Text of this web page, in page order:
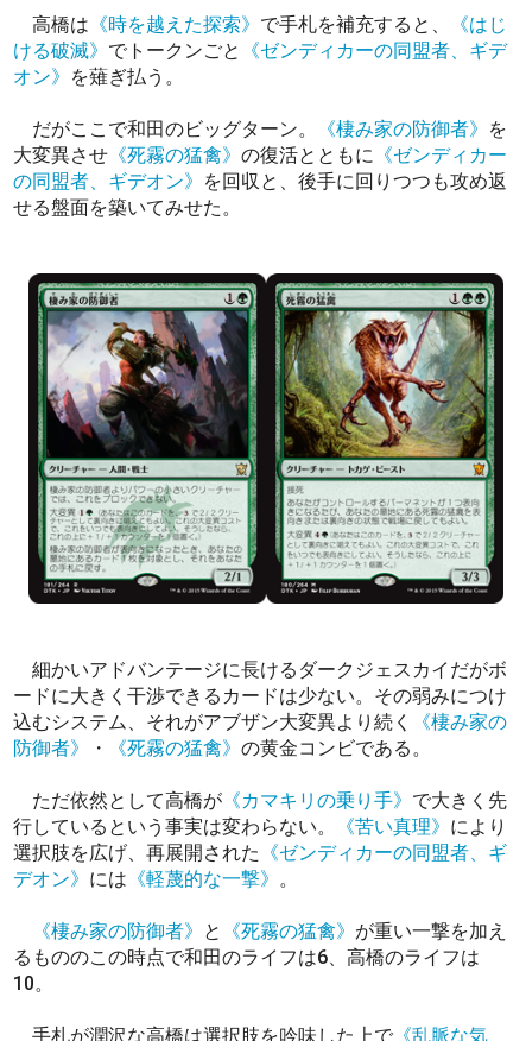
高橋は 《時を越えた探索》 で手札を補充すると、
《はじ
ける破滅》 でトークンごと
《ゼンディカーの同盟者、ギデ
オン》 を薙ぎ払う。
だがここで和田のビッグターン。 《棲み家の防御者》 を
大変異させ 《死霧の猛禽》の復活とともに 《ゼンディカー
の同盟者、ギデオン》 を回収と、後手に回りつつも攻め返
せる盤面を築いてみせた。
細かいアドバンテージに長けるダークジェスカイだがボ
ードに大きく干渉できるカードは少ない。その弱みにつけ
込むシステム、それがアブザン大変異より続く
《棲み家の
防御者》
・ 《死霧の猛禽》の黄金コンビである。
ただ依然として高橋が 《カマキリの乗り手》 で大きく先
行しているという事実は変わらない。
《苦い真理》 により
選択肢を広げ、再展開された 《ゼンディカーの同盟者、ギ
デオン》 には 《軽蔑的な一撃》 。
《棲み家の防御者》 と 《死霧の猛禽》 が重い一撃を加え
るもののこの時点で和田のライフは6、高橋のライフは
10。
手札が潤沢な高橋は選択肢を吟味した上で 《乱脈な気